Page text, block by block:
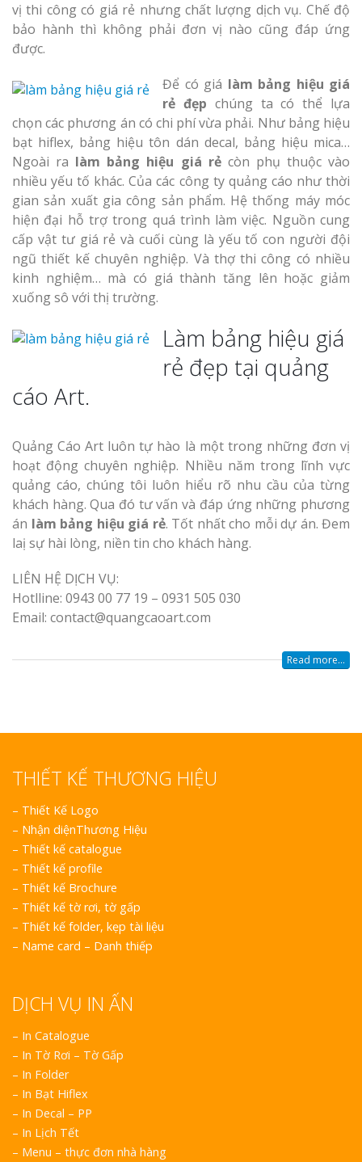
vị thi công có giá rẻ nhưng chất lượng dịch vụ. Chế độ
bảo hành thì không phải đơn vị nào cũng đáp ứng
được.
Để có giá làm bảng hiệu giá
rẻ đẹp chúng ta có thể lựa
chọn các phương án có chi phí vừa phải. Như bảng hiệu
bạt hiflex, bảng hiệu tôn dán decal, bảng hiệu mica…
Ngoài ra làm bảng hiệu giá rẻcòn phụ thuộc vào
nhiều yếu tố khác. Của các công ty quảng cáo như thời
gian sản xuất gia công sản phẩm. Hệ thống máy móc
hiện đại hỗ trợ trong quá trình làm việc. Nguồn cung
cấp vật tư giá rẻ và cuối cùng là yếu tố con người đội
ngũ thiết kế chuyên nghiệp. Và thợ thi công có nhiều
kinh nghiệm… mà có giá thành tăng lên hoặc giảm
xuống sô với thị trường.
Làm bảng hiệu giá
rẻ đẹp tại quảng
cáo Art.
Quảng Cáo Art luôn tự hào là một trong những đơn vị
hoạt động chuyên nghiệp. Nhiều năm trong lĩnh vực
quảng cáo, chúng tôi luôn hiểu rõ nhu cầu của từng
khách hàng. Qua đó tư vấn và đáp ứng những phương
án làm bảng hiệu giá rẻ. Tốt nhất cho mỗi dự án. Đem
laị sự hài lòng, niền tin cho khách hàng.
LIÊN HỆ DỊCH VỤ:
Hotlline: 0943 00 77 19 – 0931 505 030
Email: contact@quangcaoart.com
Read more...
THIẾT KẾ THƯƠNG HIỆU
– Thiết Kế Logo
– Nhận diệnThương Hiệu
– Thiết kế catalogue
– Thiết kế profile
– Thiết kế Brochure
– Thiết kế tờ rơi, tờ gấp
– Thiết kế folder, kẹp tài liệu
– Name card – Danh thiếp
DỊCH VỤ IN ẤN
– In Catalogue
– In Tờ Rơi – Tờ Gấp
– In Folder
– In Bạt Hiflex
– In Decal – PP
– In Lịch Tết
– Menu – thực đơn nhà hàng